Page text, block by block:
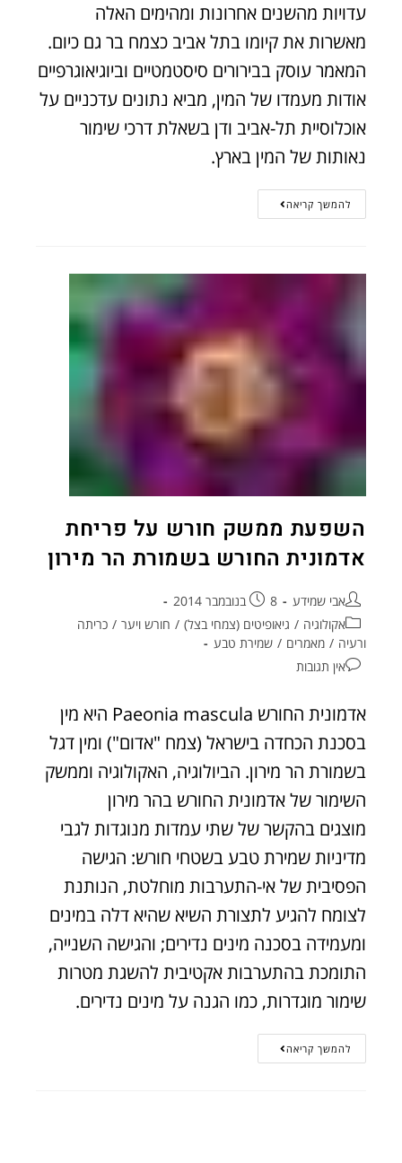
עדויות מהשנים אחרונות ומהימים האלה
מאשרות את קיומו בתל אביב כצמח בר גם כיום.
המאמר עוסק בבירורים סיסטמטיים וביוגיאוגרפיים
אודות מעמדו של המין, מביא נתונים עדכניים על
אוכלוסיית תל-אביב ודן בשאלת דרכי שימור
נאותות של המין בארץ.
להמשך קריאה
השפעת ממשק חורש על פריחת
אדמונית החורש בשמורת הר מירון
אבי שמידע
8 בנובמבר 2014
אקולוגיה / גיאופיטים (צמחי בצל) / חורש ויער / כריתה
ורעיה / מאמרים / שמירת טבע
אין תגובות
אדמונית החורש Paeonia mascula היא מין
בסכנת הכחדה בישראל (צמח "אדום") ומין דגל
בשמורת הר מירון. הביולוגיה, האקולוגיה וממשק
השימור של אדמונית החורש בהר מירון
מוצגים בהקשר של שתי עמדות מנוגדות לגבי
מדיניות שמירת טבע בשטחי חורש: הגישה
הפסיבית של אי-התערבות מוחלטת, הנותנת
לצומח להגיע לתצורת השיא שהיא דלה במינים
ומעמידה בסכנה מינים נדירים; והגישה השנייה,
התומכת בהתערבות אקטיבית להשגת מטרות
שימור מוגדרות, כמו הגנה על מינים נדירים.
להמשך קריאה